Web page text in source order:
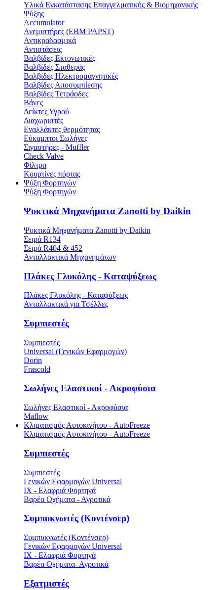
Υλικά Εγκατάστασης Επαγγελματικής & Βιομηχανικής
Ψύξης
Accumulator
Ανεμιστήρες (ΕΒΜ PAPST)
Αντικραδασμικά
Αντιστάσεις
Βαλβίδες Εκτονωτικές
Βαλβίδες Σταθεράς
Βαλβίδες Ηλεκτρομαγνητικές
Βαλβίδες Αποσυμπίεσης
Βαλβίδες Τετράοδες
Βάνες
Δείκτες Υγρού
Διαχωριστές
Εναλλάκτες θερμότητας
Εύκαμπτοι Σωλήνες
Σιγαστήρες - Muffler
Check Valve
Φίλτρα
Κουρτίνες πόρτας
Ψύξη Φορτηγών
Ψύξη Φορτηγών
Ψυκτικά Μηχανήματα Zanotti by Daikin
Ψυκτικά Μηχανήματα Zanotti by Daikin
Σειρά R134
Σειρά R404 & 452
Ανταλλακτικά Μηχανημάτων
Πλάκες Γλυκόλης - Καταψύξεως
Πλάκες Γλυκόλης - Καταψύξεως
Ανταλλακτικά για Τσέλλες
Συμπιεστές
Συμπιεστές
Universal (Γενικών Εφαρμογών)
Dorin
Frascold
Σωλήνες Ελαστικοί - Ακροφύσια
Σωλήνες Ελαστικοί - Ακροφύσια
Maflow
Κλιματισμός Αυτοκινήτου - AutoFreeze
Κλιματισμός Αυτοκινήτου - AutoFreeze
Συμπιεστές
Συμπιεστές
Γενικών Εφαρμογών Universal
ΙΧ - Ελαφριά Φορτηγά
Βαρέα Οχήματα - Αγροτικά
Συμπυκνωτές (Κοντένσερ)
Συμπυκνωτές (Κοντένσερ)
Γενικών Εφαρμογών Universal
ΙΧ - Ελαφριά Φορτηγά
Βαρέα Οχήματα- Αγροτικά
Εξατμιστές